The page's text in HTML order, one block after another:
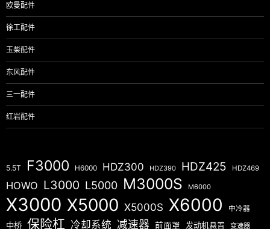
欧曼配件
徐工配件
玉柴配件
东风配件
三一配件
红岩配件
5.5T F3000 H6000 HDZ300 HDZ390 HDZ425 HDZ469
HOWO L3000 L5000 M3000S M6000
X3000 X5000 X5000S X6000 中冷器
中桥 保险杠 冷却系统 减速器 前面罩 发动机悬置 变速器